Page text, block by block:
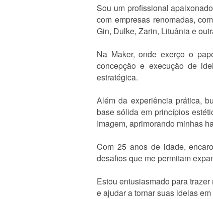
Sou um profissional
com empresas renomadas,
Gin, Dulke, Zarin, Lituânia e
Na Maker, onde exerço o
concepção e execução de
estratégica.
Além da experiência prática,
base sólida em princípios
Imagem, aprimorando minhas
Com 25 anos de idade,
desafios que me permitam
Estou entusiasmado para
e ajudar a tornar suas ideias